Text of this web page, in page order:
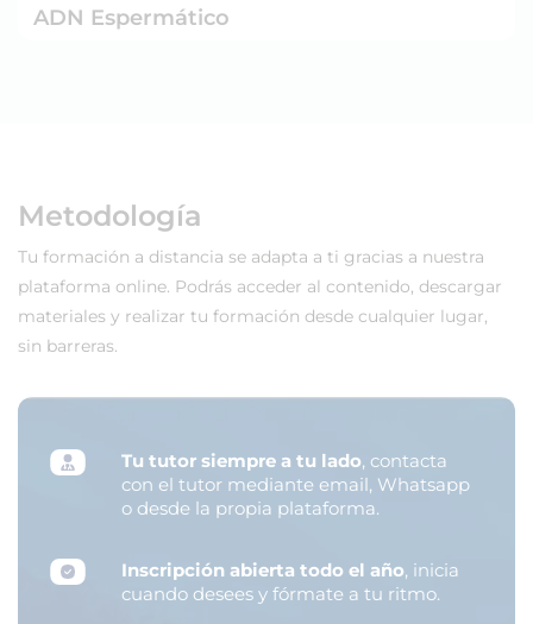
ADN Espermático
Metodología
Tu formación a distancia se adapta a ti gracias a nuestra
plataforma online. Podrás acceder al contenido, descargar
materiales y realizar tu formación desde cualquier lugar,
sin barreras.
Tu tutor siempre a tu lado, contacta
con el tutor mediante email, Whatsapp
o desde la propia plataforma.
Inscripción abierta todo el año, inicia
cuando desees y fórmate a tu ritmo.